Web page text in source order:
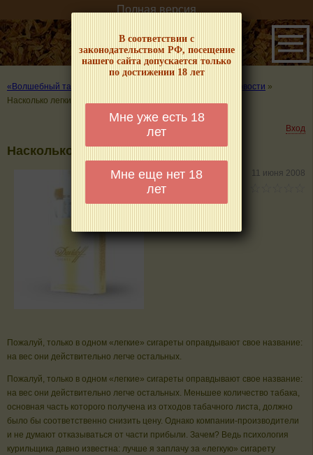
В соответствии с
законодательством РФ, посещение
нашего сайта допускается только
по достижении 18 лет
Мне уже есть 18
лет
Мне еще нет 18
лет
Полная версия
«Волшебный табачок» – о табаке и курении Табачные новости »
Насколько легки «легкие» сигареты
Вход
Насколько легки «легкие» сигареты
11 июня 2008
Пожалуй, только в одном «легкие» сигареты оправдывают свое название:
на вес они действительно легче остальных.
Пожалуй, только в одном «легкие» сигареты оправдывают свое название:
на вес они действительно легче остальных. Меньшее количество табака,
основная часть которого получена из отходов табачного листа, должно
было бы соответственно снизить цену. Однако компании-производители
и не думают отказываться от части прибыли. Зачем? Ведь психология
курильщика давно известна: лучше я заплачу за «легкую» сигарету